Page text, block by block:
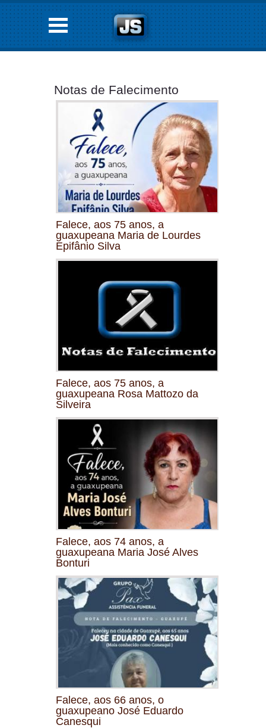
Notas de Falecimento
Falece, aos 75 anos, a
guaxupeana Maria de Lourdes
Epifânio Silva
Falece, aos 75 anos, a
guaxupeana Rosa Mattozo da
Silveira
Falece, aos 74 anos, a
guaxupeana Maria José Alves
Bonturi
Falece, aos 66 anos, o
guaxupeano José Eduardo
Canesqui